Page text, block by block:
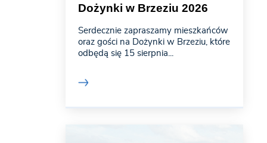
Dożynki w Brzeziu 2026
Serdecznie zapraszamy mieszkańców
oraz gości na Dożynki w Brzeziu, które
odbędą się 15 sierpnia...